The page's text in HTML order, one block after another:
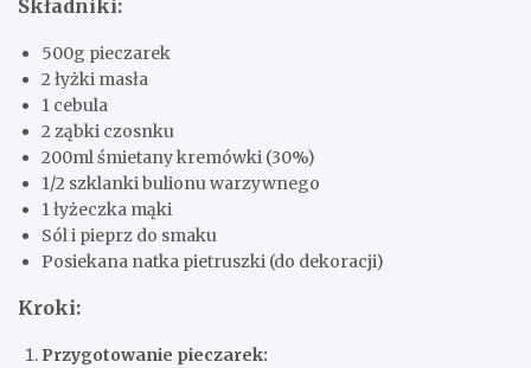
Składniki:
500g pieczarek
2 łyżki masła
1 cebula
2 ząbki czosnku
200ml śmietany kremówki (30%)
1/2 szklanki bulionu warzywnego
1 łyżeczka mąki
Sól i pieprz do smaku
Posiekana natka pietruszki (do dekoracji)
Kroki:
Przygotowanie pieczarek: